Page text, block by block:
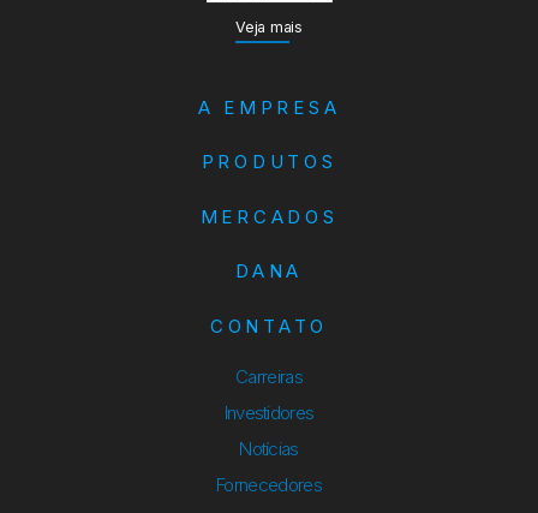
Veja mais
A EMPRESA
PRODUTOS
MERCADOS
DANA
CONTATO
Carreiras
Investidores
Notícias
Fornecedores